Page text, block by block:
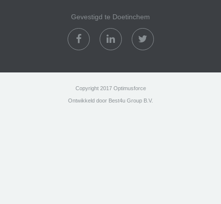
Gevestigd te Doetinchem
Copyright 2017 Optimusforce
Ontwikkeld door Best4u Group B.V.